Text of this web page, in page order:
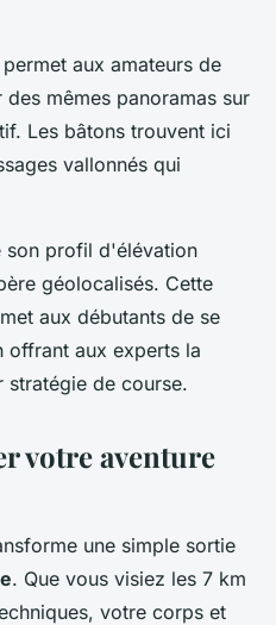
aux amateurs de
mêmes panoramas sur
Les bâtons trouvent ici
vallonnés qui
son profil d'élévation
géolocalisés. Cette
aux débutants de se
offrant aux experts la
de course.
votre aventure
une simple sortie
. Que vous visiez les 7 km
votre corps et